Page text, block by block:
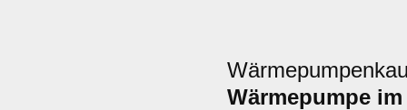
Wärmepumpe